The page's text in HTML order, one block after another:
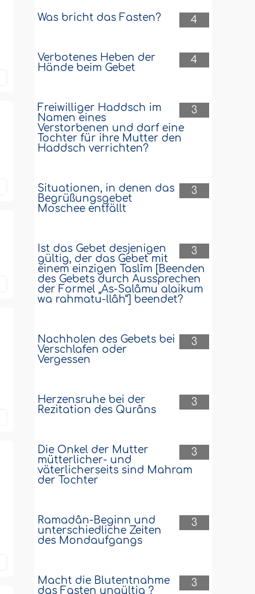
4
Was bricht das Fasten?
4
Verbotenes Heben der
Hände beim Gebet
3
Freiwilliger Haddsch im
Namen eines
Verstorbenen und darf eine
Tochter für ihre Mutter den
Haddsch verrichten?
3
Situationen, in denen das
Begrüßungsgebet
Moschee entfällt
3
Ist das Gebet desjenigen
gültig, der das Gebet mit
einem einzigen Taslîm [Beenden
des Gebets durch Aussprechen
der Formel „As-Salâmu alaikum
wa rahmatu-llâh“] beendet?
3
Nachholen des Gebets bei
Verschlafen oder
Vergessen
3
Herzensruhe bei der
Rezitation des Qurâns
3
Die Onkel der Mutter
mütterlicher- und
väterlicherseits sind Mahram
der Tochter
3
Ramadân-Beginn und
unterschiedliche Zeiten
des Mondaufgangs
3
Macht die Blutentnahme
das Fasten ungültig ?